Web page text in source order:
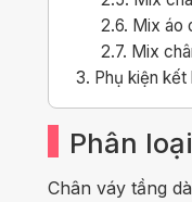
2.6. Mix áo
2.7. Mix
3. Phụ kiện
Phân
Chân váy tầng